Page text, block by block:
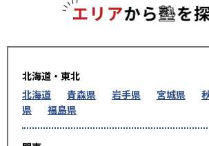
北海道・東北
北海道
青森県 岩手県 宮城県
県
福島県